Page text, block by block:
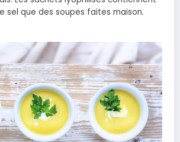
sel que des soupes faites maison.